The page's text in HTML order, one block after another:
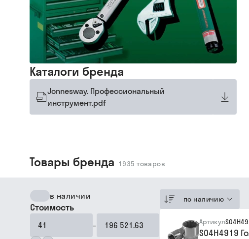
Каталоги бренда
Jonnesway. Профессиональный
инструмент.pdf
Товары бренда 1935 товаров
в наличии
Стоимость
–
по наличию
Артикул
S04H4919